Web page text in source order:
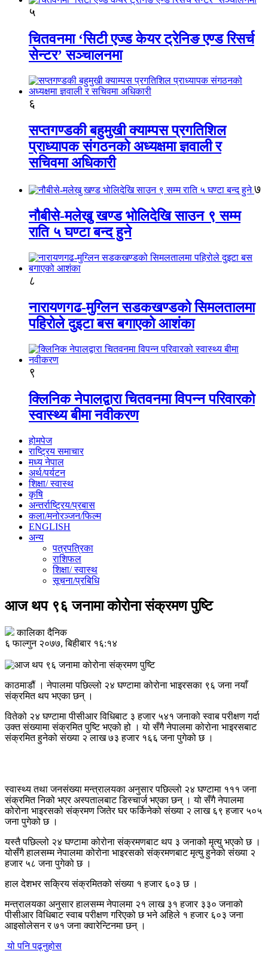
५
चितवनमा ‘सिटी एज्ड केयर ट्रेनिङ एण्ड रिसर्च
सेन्टर’ सञ्चालनमा
६
सप्तगण्डकी बहुमुखी क्याम्पस प्रगतिशिल
प्राध्यापक संगठनको अध्यक्षमा ज्ञवाली र
सचिवमा अधिकारी
७
नौबीसे-मलेखु खण्ड भोलिदेखि साउन ९ सम्म
राति ५ घण्टा बन्द हुने
८
नारायणगढ-मुग्लिन सडकखण्डको सिमलतालमा
पहिरोले दुइटा बस बगाएको आशंका
९
क्लिनिक नेपालद्वारा चितवनमा विपन्न परिवारको
स्वास्थ्य बीमा नवीकरण
होमपेज
राष्ट्रिय समाचार
मध्य नेपाल
अर्थ/पर्यटन
शिक्षा/ स्वास्थ
कृषि
अन्तर्राष्ट्रिय/प्रबास
कला/मनोरञ्जन/फिल्म
ENGLISH
अन्य
पत्रपत्रिका
राशिफल
शिक्षा/ स्वास्थ
सूचना/प्रबिधि
आज थप ९६ जनामा कोरोना संक्रमण पुष्टि
कालिका दैनिक
६ फाल्गुन २०७७, बिहीबार १६:१४
काठमाडौं । नेपालमा पछिल्लो २४ घण्टामा कोरोना भाइरसका ९६ जना नयाँ
संक्रमित थप भएका छन् ।
वितेको २४ घण्टामा पीसीआर विधिबाट ३ हजार ५४१ जनाको स्वाब परीक्षण गर्दा
उक्त संख्यामा संक्रमित पुष्टि भएको हो । यो सँगै नेपालमा कोरोना भाइरसबाट
संक्रमित हुनेको संख्या २ लाख ७३ हजार १६६ जना पुगेको छ ।
स्वास्थ्य तथा जनसंख्या मन्त्रालयका अनुसार पछिल्लो २४ घण्टामा १११ जना
संक्रमित निको भएर अस्पतालबाट डिस्चार्ज भएका छन् । यो सँगै नेपालमा
कोरोना भाइरसको संक्रमण जितेर घर फर्किनेको संख्या २ लाख ६९ हजार ५०५
जना पुगेको छ ।
यस्तै पछिल्लो २४ घण्टामा कोरोना संक्रमणबाट थप ३ जनाको मृत्यु भएको छ ।
योसँगै हालसम्म नेपालमा कोरोना भाइरसको संक्रमणबाट मृत्यु हुनेको संख्या २
हजार ५८ जना पुगेको छ ।
हाल देशभर सक्रिय संक्रमितको संख्या १ हजार ६०३ छ ।
मन्त्रालयका अनुसार हालसम्म नेपालमा २१ लाख ३१ हजार ३३० जनाको
पीसीआर विधिबाट स्वाब परीक्षण गरिएको छ भने अहिले १ हजार ६०३ जना
आइसोलेसन र ७१ जना क्वारेन्टिनमा छन् ।
यो पनि पढ्नुहोस